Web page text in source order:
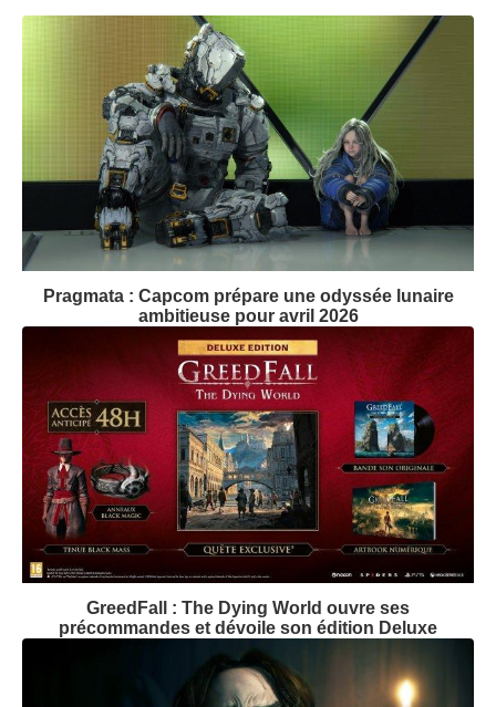
Pragmata : Capcom prépare une odyssée lunaire
ambitieuse pour avril 2026
GreedFall : The Dying World ouvre ses
précommandes et dévoile son édition Deluxe